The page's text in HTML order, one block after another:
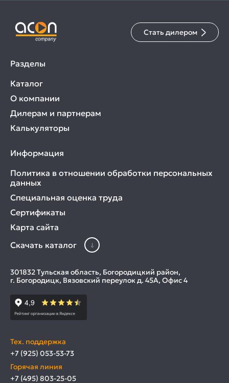
Стать дилером
Разделы
Каталог
О компании
Дилерам и партнерам
Калькуляторы
Информация
Политика в отношении обработки персональных
данных
Специальная оценка труда
Сертификаты
Карта сайта
Скачать каталог
301832 Тульская область, Богородицкий район,
г. Богородицк, Вязовский переулок д. 45А, Офис 4
Тех. поддержка
+7 (925) 053-53-73
Горячая линия
+7 (495) 803-25-05